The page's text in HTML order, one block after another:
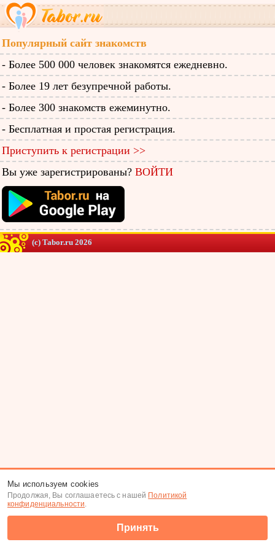
Популярный сайт знакомств
- Более 500 000 человек знакомятся ежедневно.
- Более 19 лет безупречной работы.
- Более 300 знакомств ежеминутно.
- Бесплатная и простая регистрация.
Приступить к регистрации >>
Вы уже зарегистрированы? ВОЙТИ
(c) Tabor.ru 2026
Мы используем cookies
Продолжая, Вы соглашаетесь с нашей Политикой
конфиденциальности.
Принять